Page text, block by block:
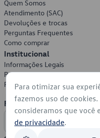
Quem Somos
Atendimento (SAC)
Devoluções e trocas
Perguntas Frequentes
Como comprar
Institucional
Informações Legais
Política de Privacidade
Política de Cookies
Formas de Pagamento
Para otimizar sua
fazemos uso de
consideramos que você
de privacidade.